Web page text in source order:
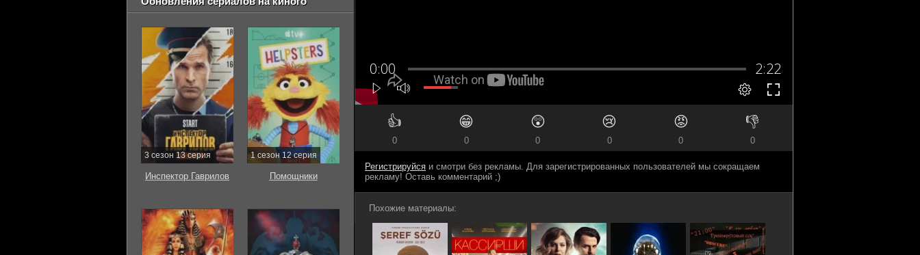
👍
0
😁
0
😲
0
😢
0
😡
0
👎
0
Регистрируйся и смотри без рекламы. Для зарегистрированных пользователей мы сокращаем
рекламу! Оставь комментарий ;)
Похожие материалы:
3 сезон 13 серия
Инспектор Гаврилов
1 сезон 12 серия
Помощники